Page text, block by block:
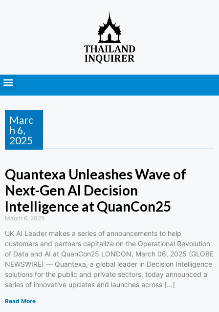
Marc
h 6,
2025
Quantexa Unleashes Wave of
Next-Gen AI Decision
Intelligence at QuanCon25
March 6, 2025
UK AI Leader makes a series of announcements to help
customers and partners capitalize on the Operational Revolution
of Data and AI at QuanCon25 LONDON, March 06, 2025 (GLOBE
NEWSWIRE) — Quantexa, a global leader in Decision Intelligence
solutions for the public and private sectors, today announced a
series of innovative updates and launches across […]
Read More